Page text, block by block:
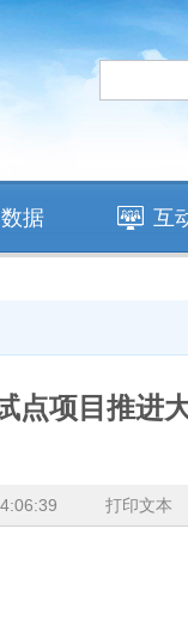
数据 互
点项目推进
打印文本